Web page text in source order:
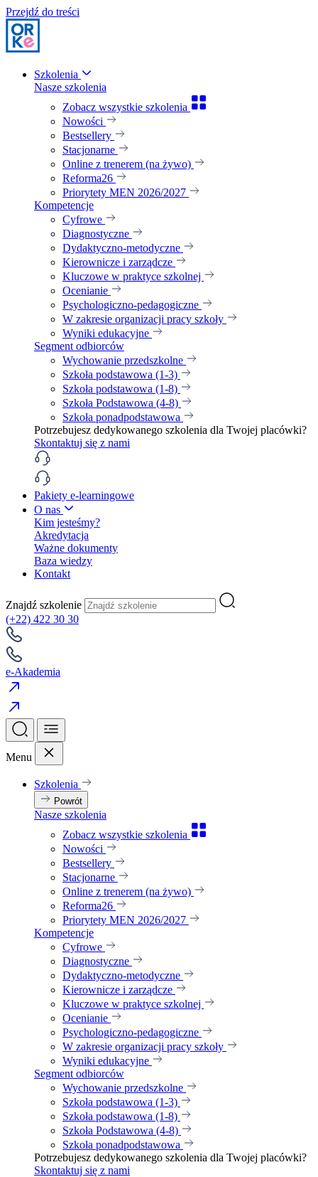
Przejdź do treści
Szkolenia
Nasze szkolenia
Zobacz wszystkie szkolenia
Nowości
Bestsellery
Stacjonarne
Online z trenerem (na żywo)
Reforma26
Priorytety MEN 2026/2027
Kompetencje
Cyfrowe
Diagnostyczne
Dydaktyczno-metodyczne
Kierownicze i zarządcze
Kluczowe w praktyce szkolnej
Ocenianie
Psychologiczno-pedagogiczne
W zakresie organizacji pracy szkoły
Wyniki edukacyjne
Segment odbiorców
Wychowanie przedszkolne
Szkoła podstawowa (1-3)
Szkoła podstawowa (1-8)
Szkoła Podstawowa (4-8)
Szkoła ponadpodstawowa
Potrzebujesz dedykowanego szkolenia dla Twojej placówki?
Skontaktuj się z nami
Pakiety e-learningowe
O nas
Kim jesteśmy?
Akredytacja
Ważne dokumenty
Baza wiedzy
Kontakt
Znajdź szkolenie
(+22) 422 30 30
e-Akademia
Menu
Szkolenia
Powrót
Nasze szkolenia
Zobacz wszystkie szkolenia
Nowości
Bestsellery
Stacjonarne
Online z trenerem (na żywo)
Reforma26
Priorytety MEN 2026/2027
Kompetencje
Cyfrowe
Diagnostyczne
Dydaktyczno-metodyczne
Kierownicze i zarządcze
Kluczowe w praktyce szkolnej
Ocenianie
Psychologiczno-pedagogiczne
W zakresie organizacji pracy szkoły
Wyniki edukacyjne
Segment odbiorców
Wychowanie przedszkolne
Szkoła podstawowa (1-3)
Szkoła podstawowa (1-8)
Szkoła Podstawowa (4-8)
Szkoła ponadpodstawowa
Potrzebujesz dedykowanego szkolenia dla Twojej placówki?
Skontaktuj się z nami